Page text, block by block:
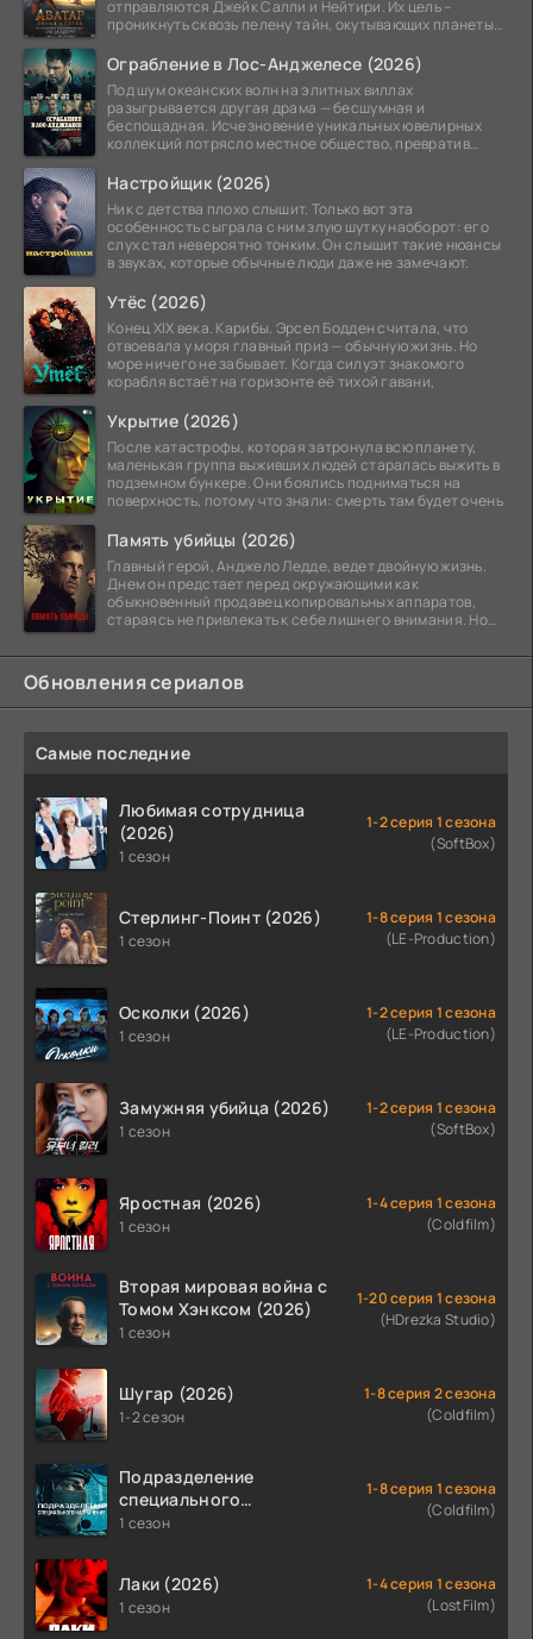
отправляются Джейк Салли и Нейтири. Их цель –
проникнуть сквозь пелену тайн, окутывающих планеты
Ограбление в Лос-Анджелесе (2026)
Под шум океанских волн на элитных виллах
разыгрывается другая драма — бесшумная и
беспощадная. Исчезновение уникальных ювелирных
коллекций потрясло местное общество, превратив
Настройщик (2026)
Ник с детства плохо слышит. Только вот эта
особенность сыграла с ним злую шутку наоборот: его
слух стал невероятно тонким. Он слышит такие нюансы
в звуках, которые обычные люди даже не замечают.
Утёс (2026)
Конец XIX века. Карибы. Эрсел Бодден считала, что
отвоевала у моря главный приз — обычную жизнь. Но
море ничего не забывает. Когда силуэт знакомого
корабля встаёт на горизонте её тихой гавани,
Укрытие (2026)
После катастрофы, которая затронула всю планету,
маленькая группа выживших людей старалась выжить в
подземном бункере. Они боялись подниматься на
поверхность, потому что знали: смерть там будет очень
Память убийцы (2026)
Главный герой, Анджело Ледде, ведет двойную жизнь.
Днем он предстает перед окружающими как
обыкновенный продавец копировальных аппаратов,
стараясь не привлекать к себе лишнего внимания. Но
Обновления сериалов
Самые последние
Любимая сотрудница
(2026)
1 сезон
1-2 серия 1 сезона
(SoftBox)
Стерлинг-Поинт (2026)
1 сезон
1-8 серия 1 сезона
(LE-Production)
Осколки (2026)
1 сезон
1-2 серия 1 сезона
(LE-Production)
Замужняя убийца (2026)
1 сезон
1-2 серия 1 сезона
(SoftBox)
Яростная (2026)
1 сезон
1-4 серия 1 сезона
(Coldfilm)
Вторая мировая война с
Томом Хэнксом (2026)
1 сезон
1-20 серия 1 сезона
(HDrezka Studio)
Шугар (2026)
1-2 сезон
1-8 серия 2 сезона
(Coldfilm)
Подразделение
специального
назначения (2026)
1 сезон
1-8 серия 1 сезона
(Coldfilm)
Лаки (2026)
1 сезон
1-4 серия 1 сезона
(LostFilm)